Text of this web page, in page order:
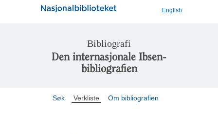
English
Bibliografi
Den internasjonale Ibsen-
bibliografien
Søk Verkliste Om bibliografien